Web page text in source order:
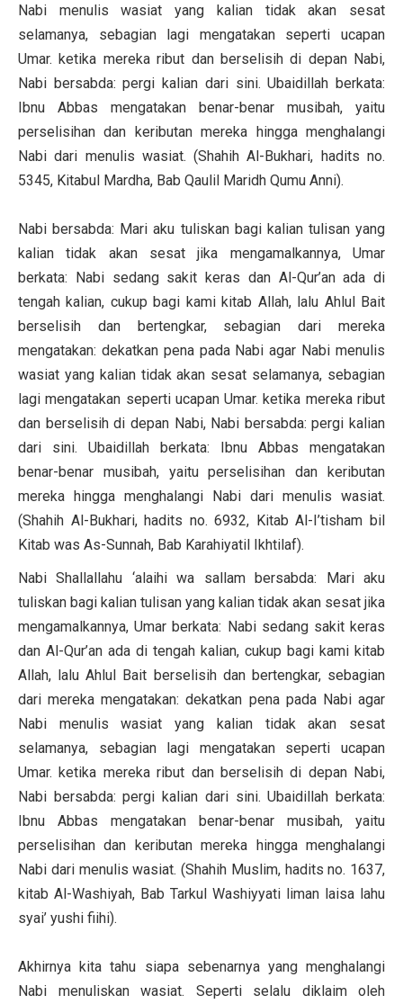
Nabi menulis wasiat yang kalian tidak akan sesat
selamanya, sebagian lagi mengatakan seperti ucapan
Umar. ketika mereka ribut dan berselisih di depan Nabi,
Nabi bersabda: pergi kalian dari sini. Ubaidillah berkata:
Ibnu Abbas mengatakan benar-benar musibah, yaitu
perselisihan dan keributan mereka hingga menghalangi
Nabi dari menulis wasiat. (Shahih Al-Bukhari, hadits no.
5345, Kitabul Mardha, Bab Qaulil Maridh Qumu Anni).
Nabi bersabda: Mari aku tuliskan bagi kalian tulisan yang
kalian tidak akan sesat jika mengamalkannya, Umar
berkata: Nabi sedang sakit keras dan Al-Qur’an ada di
tengah kalian, cukup bagi kami kitab Allah, lalu Ahlul Bait
berselisih dan bertengkar, sebagian dari mereka
mengatakan: dekatkan pena pada Nabi agar Nabi menulis
wasiat yang kalian tidak akan sesat selamanya, sebagian
lagi mengatakan seperti ucapan Umar. ketika mereka ribut
dan berselisih di depan Nabi, Nabi bersabda: pergi kalian
dari sini. Ubaidillah berkata: Ibnu Abbas mengatakan
benar-benar musibah, yaitu perselisihan dan keributan
mereka hingga menghalangi Nabi dari menulis wasiat.
(Shahih Al-Bukhari, hadits no. 6932, Kitab Al-I’tisham bil
Kitab was As-Sunnah, Bab Karahiyatil Ikhtilaf).
Nabi Shallallahu ‘alaihi wa sallam bersabda: Mari aku
tuliskan bagi kalian tulisan yang kalian tidak akan sesat jika
mengamalkannya, Umar berkata: Nabi sedang sakit keras
dan Al-Qur’an ada di tengah kalian, cukup bagi kami kitab
Allah, lalu Ahlul Bait berselisih dan bertengkar, sebagian
dari mereka mengatakan: dekatkan pena pada Nabi agar
Nabi menulis wasiat yang kalian tidak akan sesat
selamanya, sebagian lagi mengatakan seperti ucapan
Umar. ketika mereka ribut dan berselisih di depan Nabi,
Nabi bersabda: pergi kalian dari sini. Ubaidillah berkata:
Ibnu Abbas mengatakan benar-benar musibah, yaitu
perselisihan dan keributan mereka hingga menghalangi
Nabi dari menulis wasiat. (Shahih Muslim, hadits no. 1637,
kitab Al-Washiyah, Bab Tarkul Washiyyati liman laisa lahu
syai’ yushi fiihi).
Akhirnya kita tahu siapa sebenarnya yang menghalangi
Nabi menuliskan wasiat. Seperti selalu diklaim oleh